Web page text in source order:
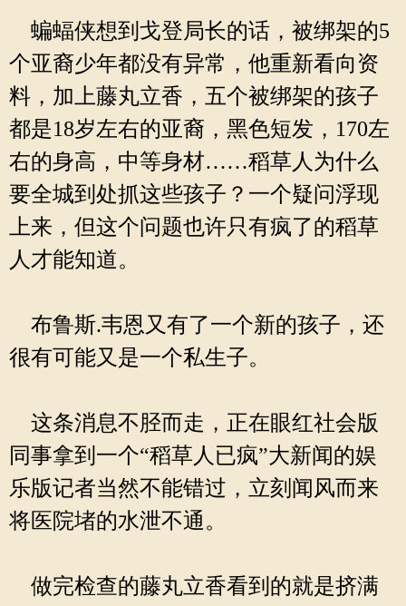
蝙蝠侠想到戈登局长的话，被绑架的5
个亚裔少年都没有异常，他重新看向资
料，加上藤丸立香，五个被绑架的孩子
都是18岁左右的亚裔，黑色短发，170左
右的身高，中等身材……稻草人为什么
要全城到处抓这些孩子？一个疑问浮现
上来，但这个问题也许只有疯了的稻草
人才能知道。
布鲁斯.韦恩又有了一个新的孩子，还
很有可能又是一个私生子。
这条消息不胫而走，正在眼红社会版
同事拿到一个“稻草人已疯”大新闻的娱
乐版记者当然不能错过，立刻闻风而来
将医院堵的水泄不通。
做完检查的藤丸立香看到的就是挤满